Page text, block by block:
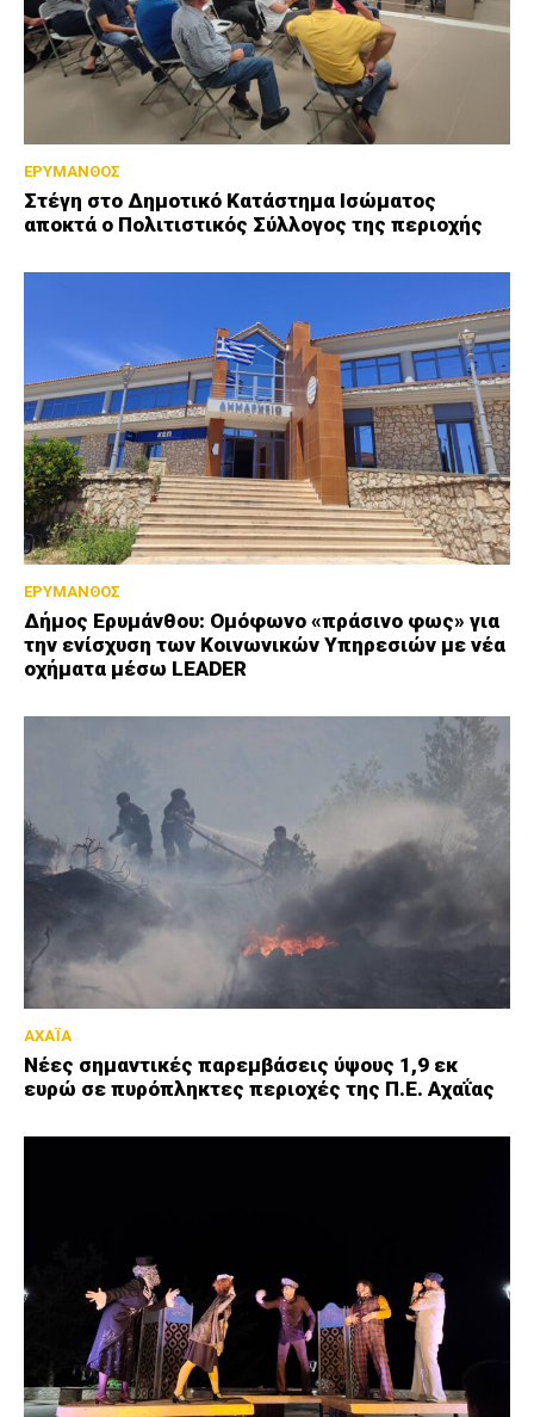
ΕΡΥΜΑΝΘΟΣ
Στέγη στο Δημοτικό Κατάστημα Ισώματος
αποκτά ο Πολιτιστικός Σύλλογος της περιοχής
ΕΡΥΜΑΝΘΟΣ
Δήμος Ερυμάνθου: Ομόφωνο «πράσινο φως» για
την ενίσχυση των Κοινωνικών Υπηρεσιών με νέα
οχήματα μέσω LEADER
ΑΧΑΪΑ
Νέες σημαντικές παρεμβάσεις ύψους 1,9 εκ
ευρώ σε πυρόπληκτες περιοχές της Π.Ε. Αχαΐας